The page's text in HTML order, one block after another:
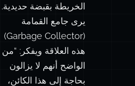
الخريطة بقبضة حديدية.
يرى جامع القمامة
(Garbage Collector)
هذه العلاقة ويفكر: “من
الواضح أنهم لا يزالون
بحاجة إلى هذا الكائن،